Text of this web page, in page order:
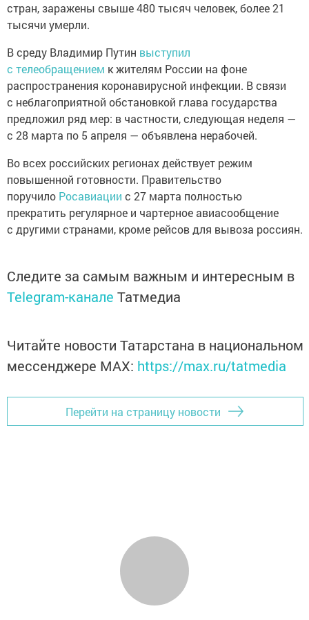
стран, заражены свыше 480 тысяч человек, более 21
тысячи умерли.
В среду Владимир Путин выступил
с телеобращением к жителям России на фоне
распространения коронавирусной инфекции. В связи
с неблагоприятной обстановкой глава государства
предложил ряд мер: в частности, следующая неделя —
с 28 марта по 5 апреля — объявлена нерабочей.
Во всех российских регионах действует режим
повышенной готовности. Правительство
поручило Росавиации с 27 марта полностью
прекратить регулярное и чартерное авиасообщение
с другими странами, кроме рейсов для вывоза россиян.
Следите за самым важным и интересным в
Telegram-канале Татмедиа
Читайте новости Татарстана в национальном
мессенджере MАХ: https://max.ru/tatmedia
Перейти на страницу новости